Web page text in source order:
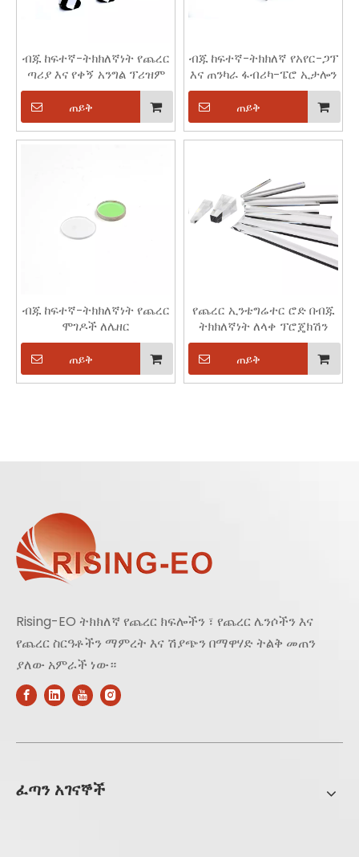
ብጁ ከፍተኛ-ትክክለኛነት የጨረር
ጣሪያ እና የቀኝ አንግል ፕሪዝም
ጠይቅ
ብጁ ከፍተኛ-ትክክለኛ የአየር-ጋፕ
እና ጠንካራ ፋብሪካ-ፔሮ ኢታሎን
ጠይቅ
ብጁ ከፍተኛ-ትክክለኛነት የጨረር
ሞገዶች ለሌዘር
ጠይቅ
የጨረር ኢንቴግሬተር ሮድ በብጁ
ትክክለኛነት ለላቀ ፕሮጄክሽን
ጠይቅ
Rising-EO ትክክለኛ የጨረር ክፍሎችን ፣ የጨረር ሌንሶችን እና
የጨረር ስርዓቶችን ማምረት እና ሽያጭን በማዋሃድ ትልቅ መጠን
ያለው አምራች ነው።
ፈጣን አገናኞች